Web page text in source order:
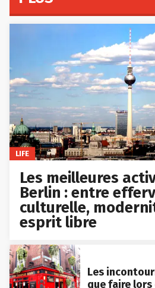
LIFE
Les meilleures
Berlin : entre
culturelle,
esprit libre
Les
que faire